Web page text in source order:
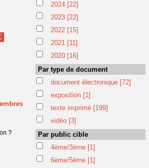
?
2024 [22]
2023 [22]
2022 [15]
2021 [11]
2020 [16]
Par type de document
document électronique [72]
exposition [1]
texte imprimé [199]
vidéo [3]
Par public cible
4ème/3ème [1]
6ème/5ème [1]